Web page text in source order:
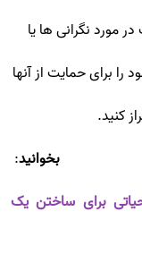
مورد نگرانی ها یا
را برای حمایت از آنها
کنید.
بخوانید:
برای ساختن یک